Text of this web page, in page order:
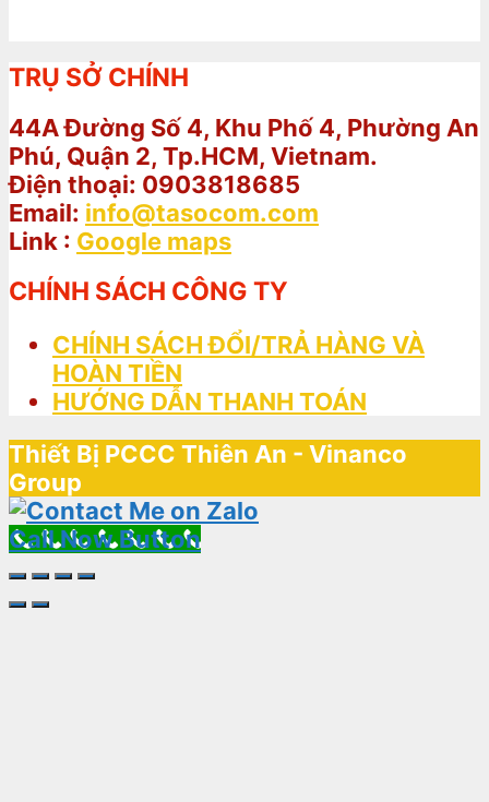
TRỤ SỞ CHÍNH
44A Đường Số 4, Khu Phố 4, Phường An
Phú, Quận 2, Tp.HCM, Vietnam.
Điện thoại: 0903818685
Email: info@tasocom.com
Link : Google maps
CHÍNH SÁCH CÔNG TY
CHÍNH SÁCH ĐỔI/TRẢ HÀNG VÀ
HOÀN TIỀN
HƯỚNG DẪN THANH TOÁN
Thiết Bị PCCC Thiên An - Vinanco
Group
Call Now Button